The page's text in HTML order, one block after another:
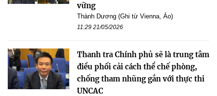
vững
Thành Dương (Ghi từ Vienna, Áo)
11:29 21/05/2026
Thanh tra Chính phủ sẽ là trung tâm
điều phối cải cách thể chế phòng,
chống tham nhũng gắn với thực thi
UNCAC